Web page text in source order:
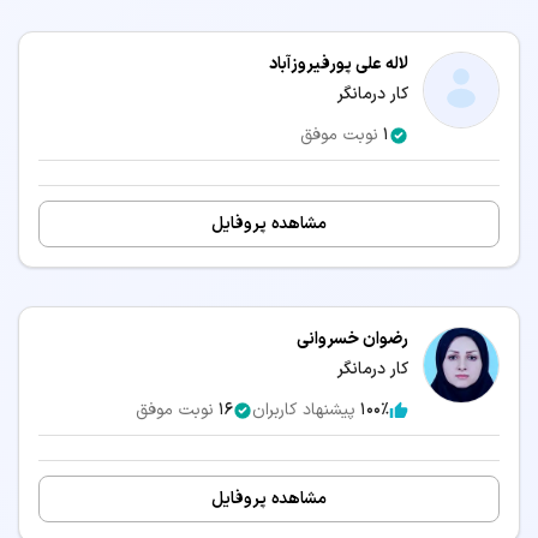
کاردرمانی بجنورد
کاردرمانی سنندج
کاردرمانی قم
کاردرمانی بیرجند
کاردرمانی اردبیل
کاردرمانی زنجان
کاردرمانی سمنان
لاله علی پورفیروزآباد
کار درمانگر
1 نوبت موفق
مشاهده پروفایل
رضوان خسروانی
کار درمانگر
100٪ پیشنهاد کاربران 16 نوبت موفق
مشاهده پروفایل